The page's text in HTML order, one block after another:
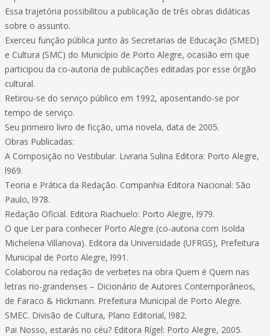
Essa trajetória possibilitou a publicação de três obras didáticas
sobre o assunto.
Exerceu função pública junto às Secretarias de Educação (SMED)
e Cultura (SMC) do Município de Porto Alegre, ocasião em que
participou da co-autoria de publicações editadas por esse órgão
cultural.
Retirou-se do serviço público em 1992, aposentando-se por
tempo de serviço.
Seu primeiro livro de ficção, uma novela, data de 2005.
Obras Publicadas:
A Composição no Vestibular. Livraria Sulina Editora: Porto Alegre,
l969.
Teoria e Prática da Redação. Companhia Editora Nacional: São
Paulo, l978.
Redação Oficial. Editora Riachuelo: Porto Alegre, l979.
O que Ler para conhecer Porto Alegre (co-autoria com Isolda
Michelena Villanova). Editora da Universidade (UFRGS), Prefeitura
Municipal de Porto Alegre, l991.
Colaborou na redação de verbetes na obra Quem é Quem nas
letras rio-grandenses – Dicionário de Autores Contemporâneos,
de Faraco & Hickmann. Prefeitura Municipal de Porto Alegre.
SMEC. Divisão de Cultura, Plano Editorial, l982.
Pai Nosso, estarás no céu? Editora Rígel: Porto Alegre, 2005.